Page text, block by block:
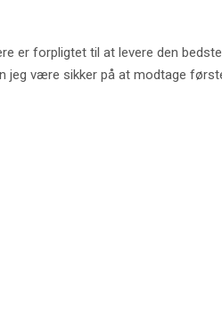
er forpligtet til at levere den
jeg være sikker på at modtage